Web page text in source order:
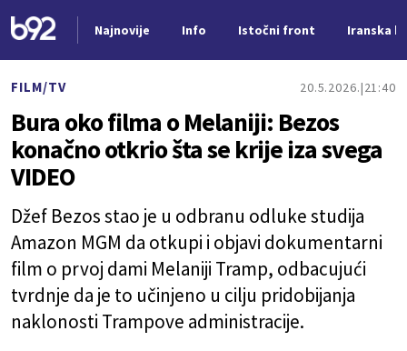
Najnovije Info Istočni front Iranska
FILM/TV 20.5.2026. 21:40
Bura oko filma o Melaniji: Bezos
konačno otkrio šta se krije iza svega
VIDEO
Džef Bezos stao je u odbranu odluke studija
Amazon MGM da otkupi i objavi dokumentarni
film o prvoj dami Melaniji Tramp, odbacujući
tvrdnje da je to učinjeno u cilju pridobijanja
naklonosti Trampove administracije.